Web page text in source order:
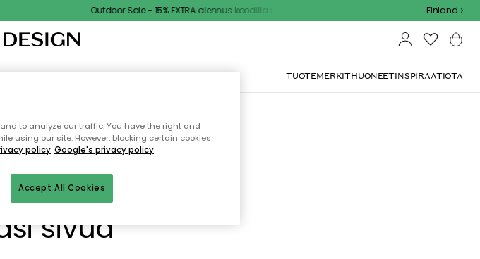
Outdoor Sale - 15% EXTRA alennus koodilla Finland
KEITTIÖSÄILYTYSULKOKALUSTEET TUOTEMERKITHUONEETINSPIRAATIOTA
löydä
sivua
to analyze our traffic. You have the right and
using our site. However, blocking certain cookies
policy Google's privacy policy
Accept All Cookies